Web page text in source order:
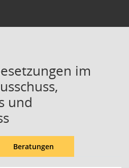
im
und
Beratungen